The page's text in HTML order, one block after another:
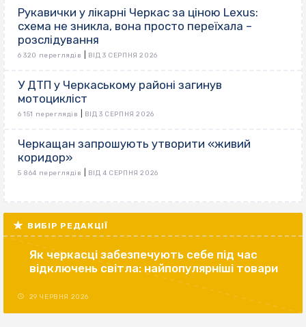
Рукавички у лікарні Черкас за ціною Lexus:
схема не зникла, вона просто переїхала –
розслідування
6 320 переглядів ВІД 3 СЕРПНЯ 2026
У ДТП у Черкаському районі загинув
мотоцикліст
6 151 переглядів ВІД 3 СЕРПНЯ 2026
Черкащан запрошують утворити «живий
коридор»
5 864 переглядів ВІД 4 СЕРПНЯ 2026
ВИБІР РЕДАКЦІЇ
Як черкасці забезпечують себе під час
відключень світла: найпопулярніші товари
29 ЧЕРВНЯ 2026